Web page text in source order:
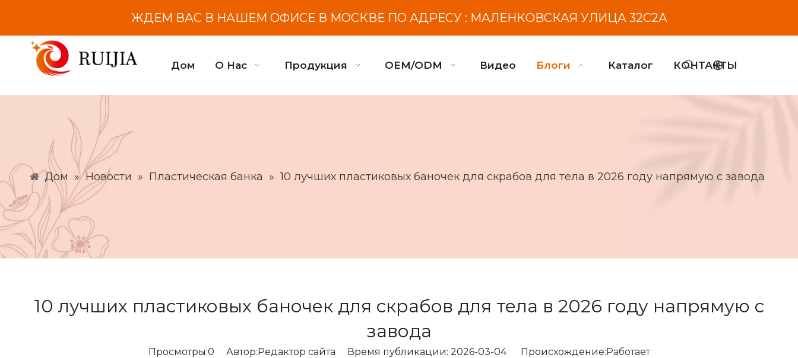
ЖДЕМ ВАС В НАШЕМ ОФИСЕ В МОСКВЕ ПО АДРЕСУ : МАЛЕНКОВСКАЯ УЛИЦА 32С2А
Дом О Нас Продукция OEM/ODM Видео Блоги Каталог КОНТАКТЫ
Дом » Новости » Пластическая банка » 10 лучших пластиковых баночек для скрабов для тела в 2026 году напрямую с завода
10 лучших пластиковых баночек для скрабов для тела в 2026 году напрямую с
завода
Просмотры:0 Автор:Pедактор сайта Время публикации: 2026-03-04 Происхождение:Работает